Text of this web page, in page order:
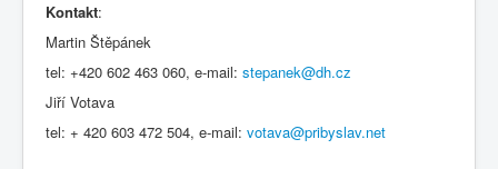
Kontakt:
Martin Štěpánek
tel: +420 602 463 060, e-mail: stepanek@dh.cz
Jiří Votava
tel: + 420 603 472 504, e-mail: votava@pribyslav.net